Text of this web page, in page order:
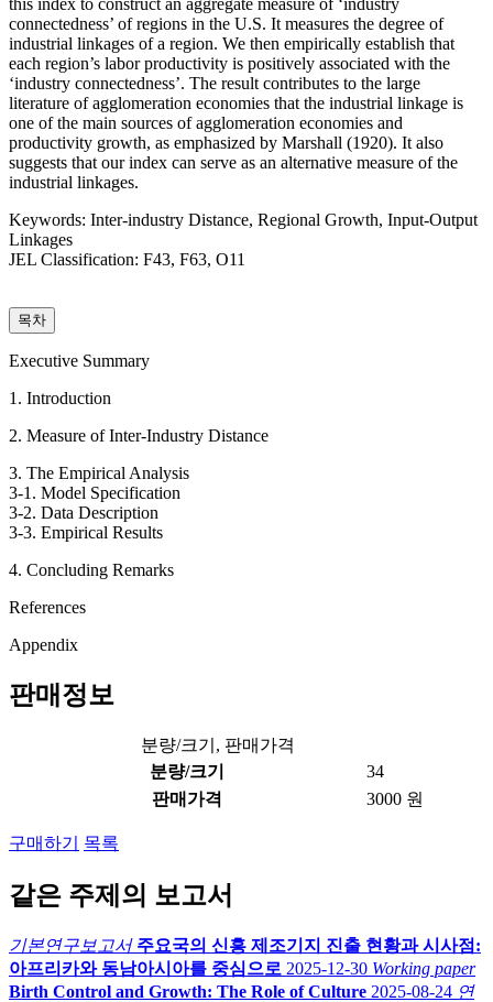
this index to construct an aggregate measure of ‘industry
connectedness’ of regions in the U.S. It measures the degree of
industrial linkages of a region. We then empirically establish that
each region’s labor productivity is positively associated with the
‘industry connectedness’. The result contributes to the large
literature of agglomeration economies that the industrial linkage is
one of the main sources of agglomeration economies and
productivity growth, as emphasized by Marshall (1920). It also
suggests that our index can serve as an alternative measure of the
industrial linkages.
Keywords: Inter-industry Distance, Regional Growth, Input-Output
Linkages
JEL Classification: F43, F63, O11
목차
Executive Summary
1. Introduction
2. Measure of Inter-Industry Distance
3. The Empirical Analysis
3-1. Model Specification
3-2. Data Description
3-3. Empirical Results
4. Concluding Remarks
References
Appendix
판매정보
분량/크기, 판매가격
분량/크기
34
판매가격
3000 원
구매하기 목록
같은 주제의 보고서
기본연구보고서 주요국의 신흥 제조기지 진출 현황과 시사점:
아프리카와 동남아시아를 중심으로 2025-12-30 Working paper
Birth Control and Growth: The Role of Culture 2025-08-24 연